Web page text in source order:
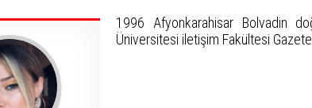
1996 Afyonkarahisar Bolvadin
Üniversitesi iletişim Fakültesi